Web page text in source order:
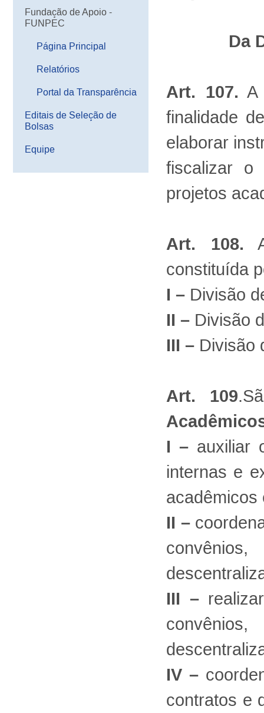
Fundação de Apoio -
FUNPEC
Página Principal
Relatórios
Portal da Transparência
Editais de Seleção de
Bolsas
Equipe
Da
Art. 107. A
finalidade
elaborar
fiscalizar o
projetos
Art. 108.
constituída
I – Divisão
II – Divisão
III – Divisão
Art. 109
I –auxiliar
internas e
acadêmicos
II –
III –
IV –
contratos e